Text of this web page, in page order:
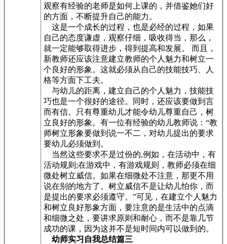
观察有经验的老师是如何上课的，并借鉴她们好
的方面，不断提升自己的能力。
这是一个成长的过程，也是必经的过程，如果
自己的态度谦虚，观察仔细，吸收得当，那么，
就一定能够取得进步，得到提高和发展。 而且，
新教师还应该注意建立教师的个人魅力和树立一
个良好的形象。这就必须从自己的技能技巧、人
格等方面下工夫。
与幼儿的距离，建立自己的个人魅力，技能技
巧也是一个很好的途径。同时，还应该要做到言
而有信。只有尊重幼儿才能令幼儿尊重自己，树
立良好的形象。有一位有经验的幼儿教师说：“教
师树立形象要做到说一不二，对幼儿提出的要求
要幼儿必须做到。
当然这些要求不是过份的,例如，在活动中，有
活动规则;在游戏中，有游戏规则，教师必须在细
微处树立威信。如果在细微处不注意，那更不用
说在别的地方了。树立威信不是让幼儿怕你，而
是提出的要求必须遵守。”可见，在建立个人魅力
和树立良好形象方面，要注意的是生活中的点滴
和细微之处，要讲求原则和耐心，而不是靠几节
成功的课，因为这并不是短时间内可以做到的。
幼师实习自我总结篇三